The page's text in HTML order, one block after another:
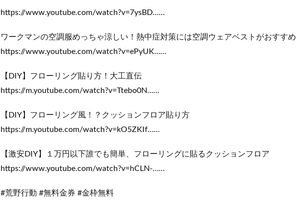
https://www.youtube.com/watch?v=7ysBD……
ワークマンの空調服めっちゃ涼しい！熱中症対策には空調ウェアベストがおすす
https://www.youtube.com/watch?v=ePyUK……
【DIY】フローリング貼り方！大工直伝
https://m.youtube.com/watch?v=Ttebo0N……
【DIY】フローリング風！？クッションフロア貼り方
https://m.youtube.com/watch?v=kO5ZKIf……
【激安DIY】１万円以下誰でも簡単、フローリングに貼るクッションフロア
https://www.youtube.com/watch?v=hCLN-……
#荒野行動 #無料金券 #金枠無料